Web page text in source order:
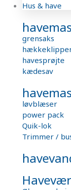
Hus & have
grensaks
havesprøjte
kædesav
løvblæser
power pack
Quik-lok
Trimmer /